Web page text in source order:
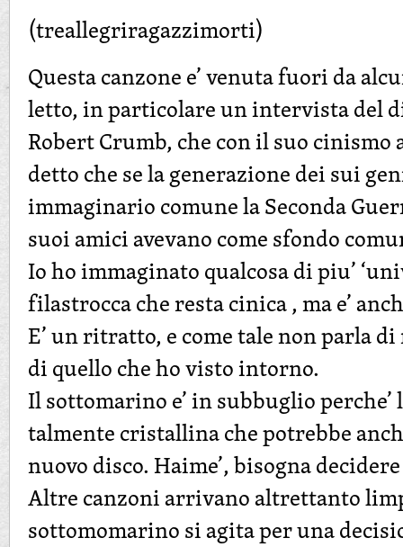
(treallegriragazzimorti)
Questa canzone e’ venuta fuori da
letto, in particolare un intervista del
Robert Crumb, che con il suo cinismo
detto che se la generazione dei sui
immaginario comune la Seconda
suoi amici avevano come sfondo
Io ho immaginato qualcosa di piu’
filastrocca che resta cinica , ma e’
E’ un ritratto, e come tale non parla
di quello che ho visto intorno.
Il sottomarino e’ in subbuglio perche’
talmente cristallina che potrebbe
nuovo disco. Haime’, bisogna
Altre canzoni arrivano altrettanto
sottomomarino si agita per una